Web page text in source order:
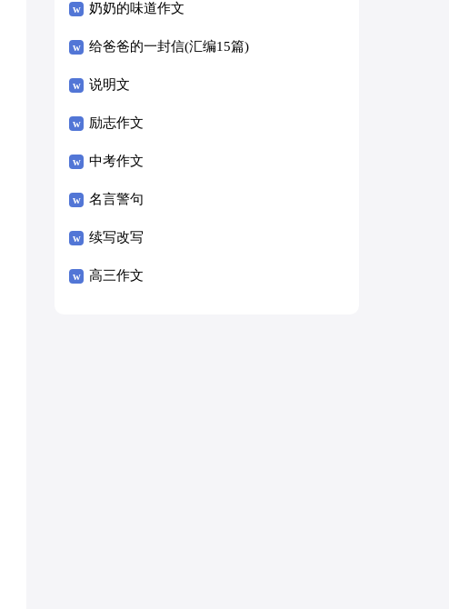
奶奶的味道作文
给爸爸的一封信(汇编15篇)
说明文
励志作文
中考作文
名言警句
续写改写
高三作文